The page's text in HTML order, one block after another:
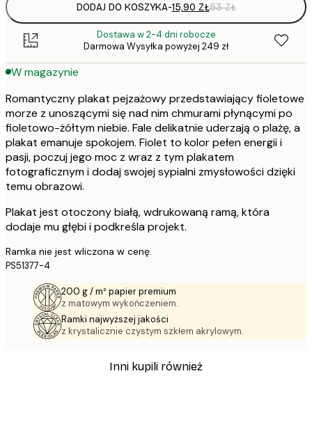
DODAJ DO KOSZYKA-15,90 ZŁ53 ZŁ
Dostawa w 2-4 dni robocze
Darmowa Wysyłka powyżej 249 zł
W magazynie
Romantyczny plakat pejzażowy przedstawiający fioletowe
morze z unoszącymi się nad nim chmurami płynącymi po
fioletowo-żółtym niebie. Fale delikatnie uderzają o plażę, a
plakat emanuje spokojem. Fiolet to kolor pełen energii i
pasji, poczuj jego moc z wraz z tym plakatem
fotograficznym i dodaj swojej sypialni zmysłowości dzięki
temu obrazowi.
Plakat jest otoczony białą, wdrukowaną ramą, która
dodaje mu głębi i podkreśla projekt.
Ramka nie jest wliczona w cenę.
PS51377-4
200 g / m² papier premium
z matowym wykończeniem.
Ramki najwyższej jakości
z krystalicznie czystym szkłem akrylowym.
Inni kupili również